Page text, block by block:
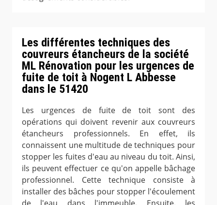
Les différentes techniques des
couvreurs étancheurs de la société
ML Rénovation pour les urgences de
fuite de toit à Nogent L Abbesse
dans le 51420
Les urgences de fuite de toit sont des
opérations qui doivent revenir aux couvreurs
étancheurs professionnels. En effet, ils
connaissent une multitude de techniques pour
stopper les fuites d'eau au niveau du toit. Ainsi,
ils peuvent effectuer ce qu'on appelle bâchage
professionnel. Cette technique consiste à
installer des bâches pour stopper l'écoulement